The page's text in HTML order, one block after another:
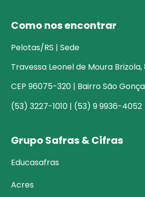
Como nos encontrar
Pelotas/RS | Sede
Travessa Leonel de Moura Brizola,
CEP 96075-320 | Bairro São
(53) 3227-1010 | (53) 9 9936-4052
Grupo Safras & Cifras
Educasafras
Acres